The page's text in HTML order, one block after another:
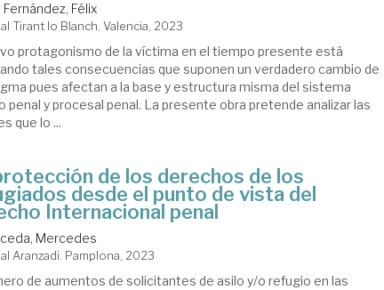
Fernández, Félix
Tirant lo Blanch. Valencia, 2023
protagonismo de la víctima en el tiempo presente está
tales consecuencias que suponen un verdadero cambio de
pues afectan a la base y estructura misma del sistema
penal y procesal penal. La presente obra pretende analizar las
que lo ...
de los derechos de los
desde el punto de vista del
Internacional penal
Mercedes
Aranzadi. Pamplona, 2023
de aumentos de solicitantes de asilo y/o refugio en las